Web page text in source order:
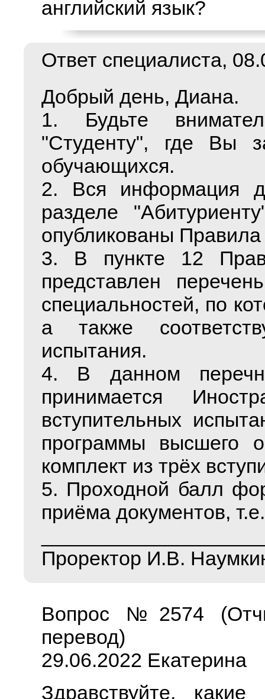
английский язык?
Ответ специалиста,
Добрый день, Диана.
1. Будьте
"Студенту", где Вы
обучающихся.
2. Вся информация
разделе
опубликованы
3. В пункте 12
представлен
специальностей, по
а также
испытания.
4. В данном
принимается
вступительных
программы высшего
комплект из трёх
5. Проходной балл
приёма документов,
Проректор И.В.
Вопрос №2574
перевод)
29.06.2022 Екатерина
Здравствуйте,